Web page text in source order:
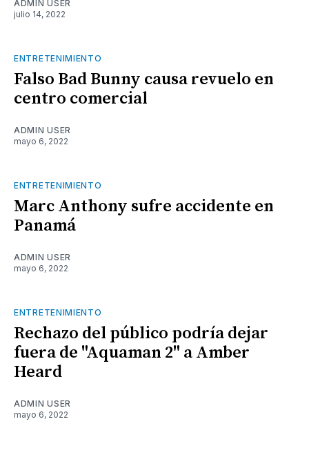
ADMIN USER
julio 14, 2022
ENTRETENIMIENTO
Falso Bad Bunny causa revuelo en
centro comercial
ADMIN USER
mayo 6, 2022
ENTRETENIMIENTO
Marc Anthony sufre accidente en
Panamá
ADMIN USER
mayo 6, 2022
ENTRETENIMIENTO
Rechazo del público podría dejar
fuera de "Aquaman 2" a Amber
Heard
ADMIN USER
mayo 6, 2022